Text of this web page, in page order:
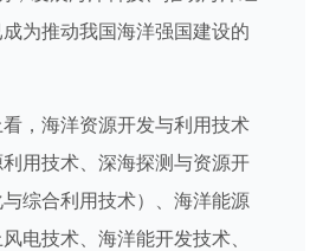
为推动我国海洋强国建设的
海洋资源开发与利用技术
利用技术、深海探测与资源开
综合利用技术）、海洋能源
电技术、海洋能开发技术、